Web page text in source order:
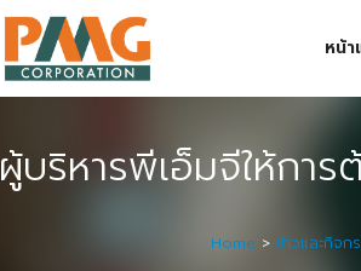
หน้า
Event & Exhibition Solution
ผู้บริหารพีเอ็มจีให้กา
Home > ข่าวและกิจก